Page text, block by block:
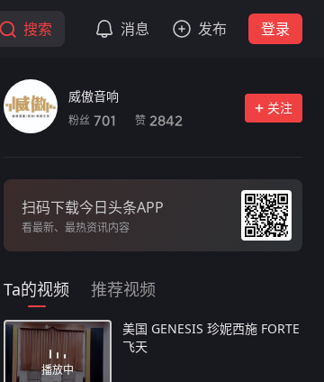
搜索 消息 发布 登录
威傲音响
粉丝 701 赞 2842
关注
扫码下载今日头条APP
看最新、最热资讯内容
Ta的视频 推荐视频
播放中
美国 GENESIS 珍妮西施 FORTE
飞天